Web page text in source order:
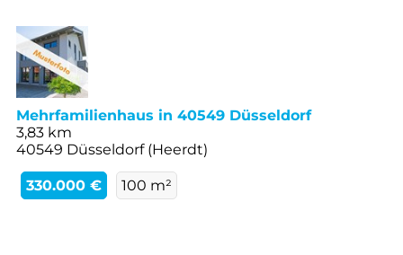
Mehrfamilienhaus in 40549 Düsseldorf
3,83 km
40549 Düsseldorf (Heerdt)
330.000 € 100 m²